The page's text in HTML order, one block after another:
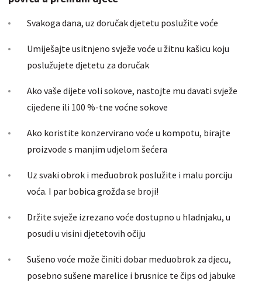
Svakoga dana, uz doručak djetetu poslužite voće
Umiješajte usitnjeno svježe voće u žitnu kašicu koju
poslužujete djetetu za doručak
Ako vaše dijete voli sokove, nastojte mu davati svježe
cijeđene ili 100 %-tne voćne sokove
Ako koristite konzervirano voće u kompotu, birajte
proizvode s manjim udjelom šećera
Uz svaki obrok i međuobrok poslužite i malu porciju
voća. I par bobica grožđa se broji!
Držite svježe izrezano voće dostupno u hladnjaku, u
posudi u visini djetetovih očiju
Sušeno voće može činiti dobar međuobrok za djecu,
posebno sušene marelice i brusnice te čips od jabuke